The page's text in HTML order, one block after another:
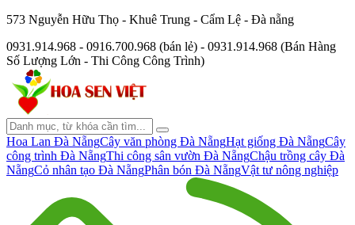
573 Nguyễn Hữu Thọ - Khuê Trung - Cẩm Lệ - Đà nẵng
0931.914.968 - 0916.700.968 (bán lẻ) - 0931.914.968 (Bán Hàng
Số Lượng Lớn - Thi Công Công Trình)
Hoa Lan Đà NẵngCây văn phòng Đà NẵngHạt giống Đà NẵngCây
công trình Đà NẵngThi công sân vườn Đà NẵngChậu trồng cây Đà
NẵngCỏ nhân tạo Đà NẵngPhân bón Đà NẵngVật tư nông nghiệp